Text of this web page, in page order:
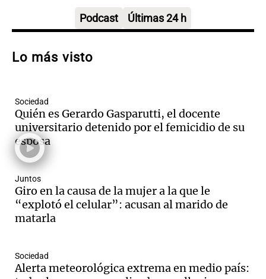
Audio.Walter Mazzanti en Cadena 3
primeros ocho"
Audio.
con nuevas declaraciones de testigos
sobre el accidente
Panorama Federal
Episodios
Audio.
El viento complica el combate
del incendio forestal en Villa Yacanto
Ahora país
Episodios
la mujer quemada en la E-53: por qué
detuvieron a su esposo
Podcast Últimas 24 h
Lo más visto
Sociedad
Quién es Gerardo Gasparutti, el docente
universitario detenido por el femicidio de su
esposa
Juntos
Giro en la causa de la mujer a la que le
“explotó el celular”: acusan al marido de
matarla
Sociedad
Alerta meteorológica extrema en medio país: